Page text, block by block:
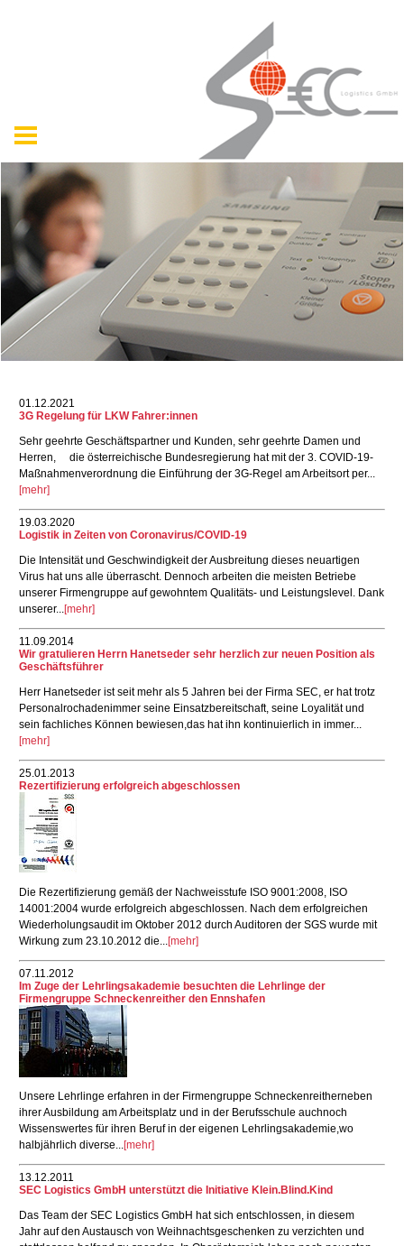
01.12.2021
3G Regelung für LKW Fahrer:innen
Sehr geehrte Geschäftspartner und Kunden, sehr geehrte Damen und
Herren, die österreichische Bundesregierung hat mit der 3. COVID-19-
Maßnahmenverordnung die Einführung der 3G-Regel am Arbeitsort per...
[mehr]
19.03.2020
Logistik in Zeiten von Coronavirus/COVID-19
Die Intensität und Geschwindigkeit der Ausbreitung dieses neuartigen
Virus hat uns alle überrascht. Dennoch arbeiten die meisten Betriebe
unserer Firmengruppe auf gewohntem Qualitäts- und Leistungslevel. Dank
unserer...[mehr]
11.09.2014
Wir gratulieren Herrn Hanetseder sehr herzlich zur neuen Position als
Geschäftsführer
Herr Hanetseder ist seit mehr als 5 Jahren bei der Firma SEC, er hat trotz
Personalrochadenimmer seine Einsatzbereitschaft, seine Loyalität und
sein fachliches Können bewiesen,das hat ihn kontinuierlich in immer...
[mehr]
25.01.2013
Rezertifizierung erfolgreich abgeschlossen
Die Rezertifizierung gemäß der Nachweisstufe ISO 9001:2008, ISO
14001:2004 wurde erfolgreich abgeschlossen. Nach dem erfolgreichen
Wiederholungsaudit im Oktober 2012 durch Auditoren der SGS wurde mit
Wirkung zum 23.10.2012 die...[mehr]
07.11.2012
Im Zuge der Lehrlingsakademie besuchten die Lehrlinge der
Firmengruppe Schneckenreither den Ennshafen
Unsere Lehrlinge erfahren in der Firmengruppe Schneckenreitherneben
ihrer Ausbildung am Arbeitsplatz und in der Berufsschule auchnoch
Wissenswertes für ihren Beruf in der eigenen Lehrlingsakademie,wo
halbjährlich diverse...[mehr]
13.12.2011
SEC Logistics GmbH unterstützt die Initiative Klein.Blind.Kind
Das Team der SEC Logistics GmbH hat sich entschlossen, in diesem
Jahr auf den Austausch von Weihnachtsgeschenken zu verzichten und